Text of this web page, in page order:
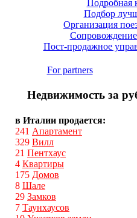
Подробная
Подбор
Организация
Пост-продажное
For partners
Недвижимость за
в Италии продается:
241 Апартамент
329 Вилл
21 Пентхаус
4 Квартиры
175 Домов
8 Шале
29 Замков
7 Таунхаусов